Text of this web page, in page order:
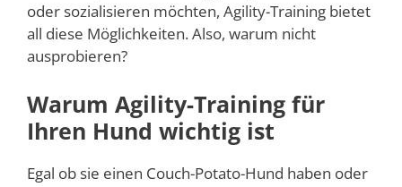
oder sozialisieren möchten, Agility-Training bietet
all diese Möglichkeiten. Also, warum nicht
ausprobieren?
Warum Agility-Training für
Ihren Hund wichtig ist
Egal ob sie einen Couch-Potato-Hund haben oder